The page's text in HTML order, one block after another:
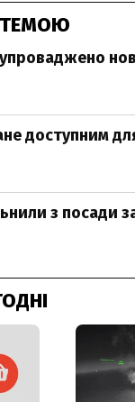
ТЕМОЮ
упроваджено
доступним
з посади